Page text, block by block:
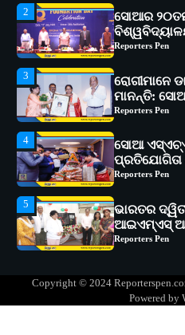
3
ରୋଗୀମାନେ
ମାନନ୍ତି:
Reporters Pen
4
ସୋଆ
Reporters Pen
5
ଭାରତର
ଆଇଏମ୍‌ଏସ୍
ଅତ୍ୟାଧୁନିକ
Reporters Pen
1
ସୋଆ ପକ୍ଷରୁ
୧୧ଟି
କାର୍ଯ୍ୟକ୍ରମ
Reporters Pen
ଅଗ୍ରଗତିର
Reporters Pen
Copyright © 2024
Powered by